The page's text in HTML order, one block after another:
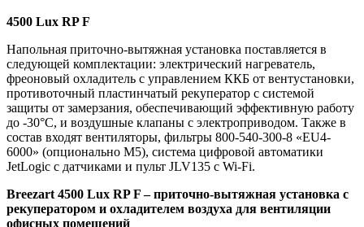
4500 Lux RP F
Напольная приточно-вытяжная установка поставляется в
следующей комплектации: электрический нагреватель,
фреоновый охладитель с управлением ККБ от вентустановки,
противоточный пластинчатый рекуператор с системой
защиты от замерзания, обеспечивающий эффективную работу
до -30°С, и воздушные клапаны с электроприводом. Также в
состав входят вентиляторы, фильтры 800-540-300-8 «EU4-
6000» (опционально M5), система цифровой автоматики
JetLogic с датчиками и пульт JLV135 c Wi-Fi.
Breezart 4500 Lux RP F – приточно-вытяжная установка с
рекуператором и охладителем воздуха для вентиляции
офисных помещений